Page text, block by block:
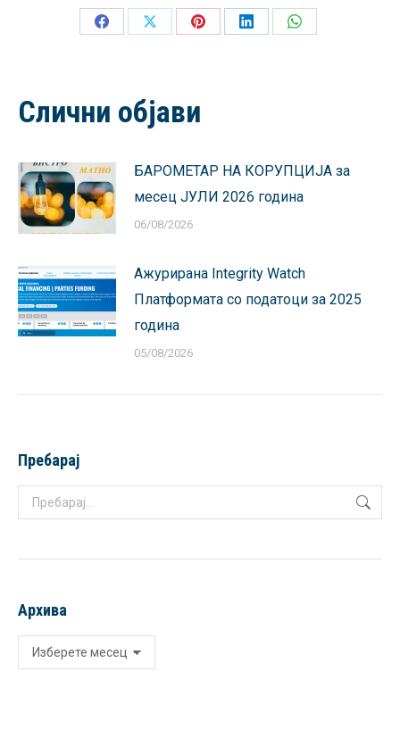
Share
Share
Share
Share
Share
Слични објави
БАРОМЕТАР НА КОРУПЦИЈА за
месец ЈУЛИ 2026 година
06/08/2026
Ажурирана Integrity Watch
Платформата со податоци за 2025
година
05/08/2026
Пребарај
Search:
Архива
Архива